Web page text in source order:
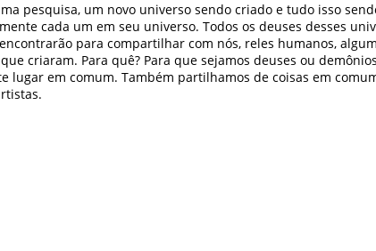
pesquisa, um novo universo sendo criado e tudo isso
cada um em seu universo. Todos os deuses desses
para compartilhar com nós, reles humanos,
criaram. Para quê? Para que sejamos deuses ou
em comum. Também partilhamos de coisas em